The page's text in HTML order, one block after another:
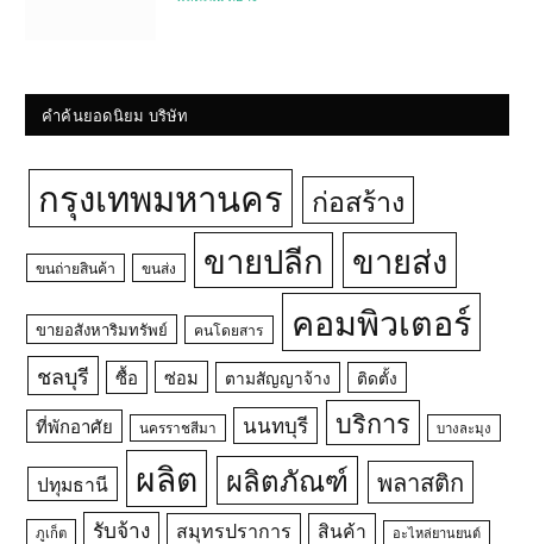
คำค้นยอดนิยม บริษัท
กรุงเทพมหานคร ก่อสร้าง
ขนถ่ายสินค้า ขนส่ง ขายปลีก ขายส่ง
ขายอสังหาริมทรัพย์ คนโดยสาร คอมพิวเตอร์
ชลบุรี ซื้อ ซ่อม ตามสัญญาจ้าง ติดตั้ง
ที่พักอาศัย นครราชสีมา นนทบุรี บริการ บางละมุง
ปทุมธานี ผลิต ผลิตภัณฑ์ พลาสติก
ภูเก็ต รับจ้าง สมุทรปราการ สินค้า อะไหล่ยานยนต์